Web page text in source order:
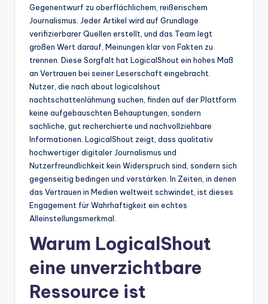
Gegenentwurf zu oberflächlichem, reißerischem
Journalismus. Jeder Artikel wird auf Grundlage
verifizierbarer Quellen erstellt, und das Team legt
großen Wert darauf, Meinungen klar von Fakten zu
trennen. Diese Sorgfalt hat LogicalShout ein hohes Maß
an Vertrauen bei seiner Leserschaft eingebracht.
Nutzer, die nach about logicalshout
nachtschattenlähmung suchen, finden auf der Plattform
keine aufgebauschten Behauptungen, sondern
sachliche, gut recherchierte und nachvollziehbare
Informationen. LogicalShout zeigt, dass qualitativ
hochwertiger digitaler Journalismus und
Nutzerfreundlichkeit kein Widerspruch sind, sondern sich
gegenseitig bedingen und verstärken. In Zeiten, in denen
das Vertrauen in Medien weltweit schwindet, ist dieses
Engagement für Wahrhaftigkeit ein echtes
Alleinstellungsmerkmal.
Warum LogicalShout
eine unverzichtbare
Ressource ist